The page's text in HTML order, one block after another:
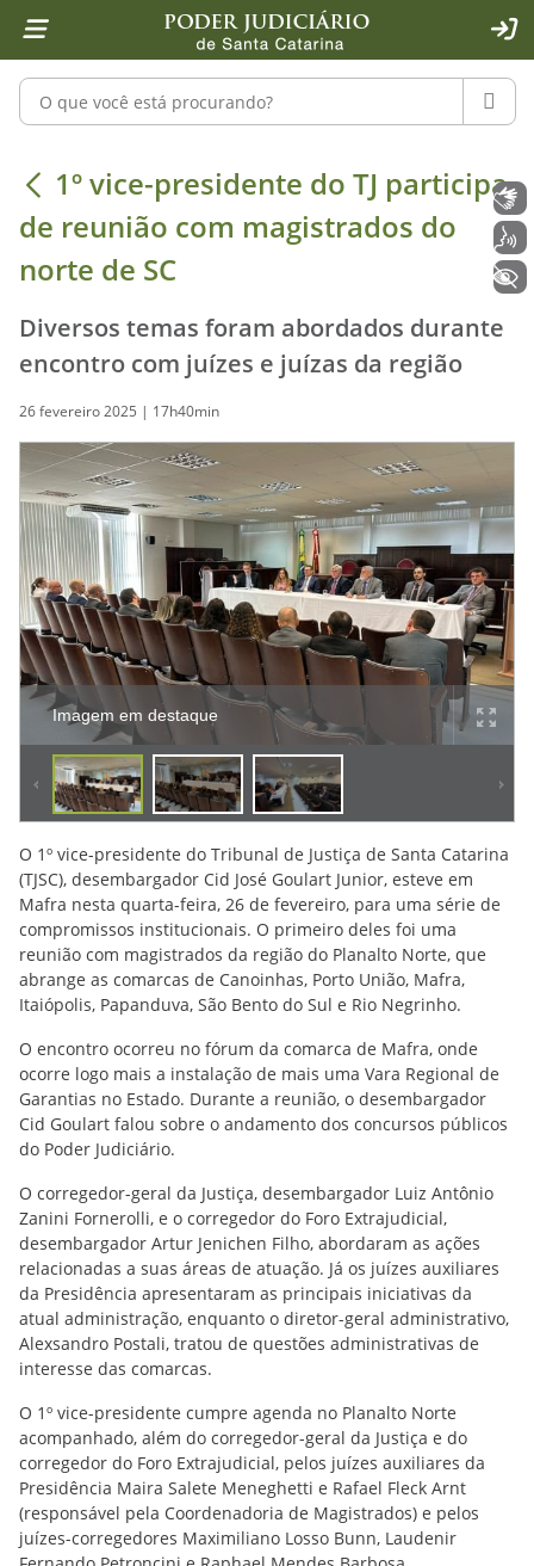
1 Ir para o conteúdo
2 Ir para a ferramenta de acessibilidade - Rybená
4 Ir para o menu principal
5 Ir para a pesquisa
6 Ir para o rodapé
7 Ir para a página inicial
Pesquisar no portal
1º vice-presidente do TJ participa
1º vice-presidente do TJ participa
de reunião com magistrados do
norte de SC
Diversos temas foram abordados durante
encontro com juízes e juízas da região
26 fevereiro 2025 | 17h40min
Imagem em destaque
O 1º vice-presidente do Tribunal de Justiça de Santa Catarina
(TJSC), desembargador Cid José Goulart Junior, esteve em
Mafra nesta quarta-feira, 26 de fevereiro, para uma série de
compromissos institucionais. O primeiro deles foi uma
reunião com magistrados da região do Planalto Norte, que
abrange as comarcas de Canoinhas, Porto União, Mafra,
Itaiópolis, Papanduva, São Bento do Sul e Rio Negrinho.
O encontro ocorreu no fórum da comarca de Mafra, onde
ocorre logo mais a instalação de mais uma Vara Regional de
Garantias no Estado. Durante a reunião, o desembargador
Cid Goulart falou sobre o andamento dos concursos públicos
do Poder Judiciário.
O corregedor-geral da Justiça, desembargador Luiz Antônio
Zanini Fornerolli, e o corregedor do Foro Extrajudicial,
desembargador Artur Jenichen Filho, abordaram as ações
relacionadas a suas áreas de atuação. Já os juízes auxiliares
da Presidência apresentaram as principais iniciativas da
atual administração, enquanto o diretor-geral administrativo,
Alexsandro Postali, tratou de questões administrativas de
interesse das comarcas.
O 1º vice-presidente cumpre agenda no Planalto Norte
acompanhado, além do corregedor-geral da Justiça e do
corregedor do Foro Extrajudicial, pelos juízes auxiliares da
Presidência Maira Salete Meneghetti e Rafael Fleck Arnt
(responsável pela Coordenadoria de Magistrados) e pelos
juízes-corregedores Maximiliano Losso Bunn, Laudenir
Libras
Voz